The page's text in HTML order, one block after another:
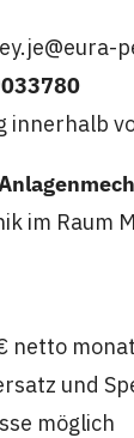
innerhalb
im Raum
netto
und
möglich